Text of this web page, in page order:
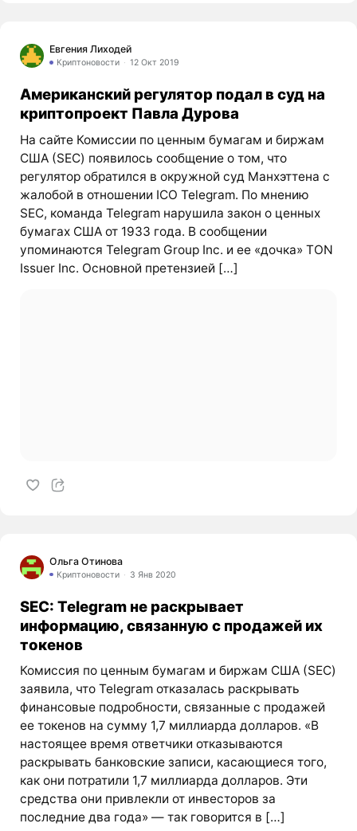
Евгения Лиходей
Криптоновости 12 Окт 2019
Американский регулятор подал в суд на
криптопроект Павла Дурова
На сайте Комиссии по ценным бумагам и биржам
США (SEC) появилось сообщение о том, что
регулятор обратился в окружной суд Манхэттена с
жалобой в отношении ICO Telegram. По мнению
SEC, команда Telegram нарушила закон о ценных
бумагах США от 1933 года. В сообщении
упоминаются Telegram Group Inc. и ее «дочка» TON
Issuer Inc. Основной претензией […]
Ольга Отинова
Криптоновости 3 Янв 2020
SEC: Telegram не раскрывает
информацию, связанную с продажей их
токенов
Комиссия по ценным бумагам и биржам США (SEC)
заявила, что Telegram отказалась раскрывать
финансовые подробности, связанные с продажей
ее токенов на сумму 1,7 миллиарда долларов. «В
настоящее время ответчики отказываются
раскрывать банковские записи, касающиеся того,
как они потратили 1,7 миллиарда долларов. Эти
средства они привлекли от инвесторов за
последние два года» — так говорится в […]